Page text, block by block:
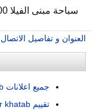
سباحة مبنى الفيلا 200 – متشطبة
العنوان و تفاصيل الاتصال
جميع اعلانات shaher khatab
تقييم shaher khatab